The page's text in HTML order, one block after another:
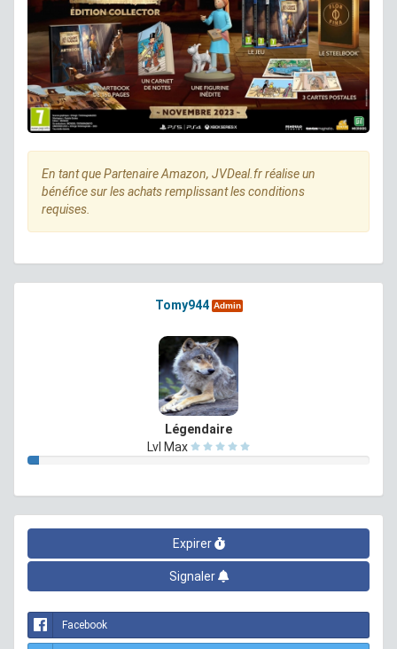
En tant que Partenaire Amazon, JVDeal.fr réalise un
bénéfice sur les achats remplissant les conditions
requises.
Tomy944 Admin
Légendaire
Lvl Max
Expirer
Signaler
Facebook